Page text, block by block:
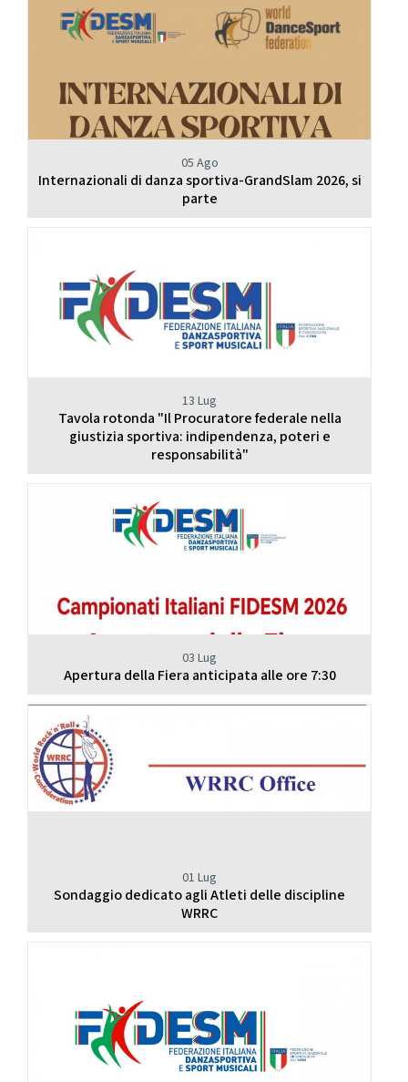
05 Ago
Internazionali di danza sportiva-GrandSlam 2026, si
parte
13 Lug
Tavola rotonda "Il Procuratore federale nella
giustizia sportiva: indipendenza, poteri e
responsabilità"
03 Lug
Apertura della Fiera anticipata alle ore 7:30
01 Lug
Sondaggio dedicato agli Atleti delle discipline
WRRC